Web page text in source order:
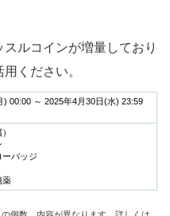
ルコインが増量しており
ください。
) 00:00 ～ 2025年4月30日(水) 23:59
ーバッジ
薬